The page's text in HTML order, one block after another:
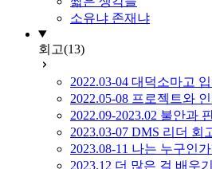
소유냐 존재냐
회고(13)
2022.03-04 대덕소마고
2022.05-08 프로젝트와
2022.09-2023.02 불안과
2023.03-07 DMS 리더 회
2023.08-11 나는 누구인
2023.12 더 많은 걸 배우